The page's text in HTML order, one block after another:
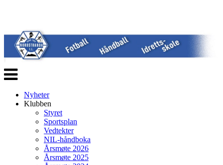
Veksle
navigasjon
Nyheter
Klubben
Styret
Sportsplan
Vedtekter
NIL-håndboka
Årsmøte 2026
Årsmøte 2025